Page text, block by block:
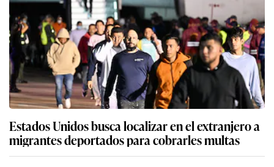
Estados Unidos busca localizar en el extranjero a
migrantes deportados para cobrarles multas